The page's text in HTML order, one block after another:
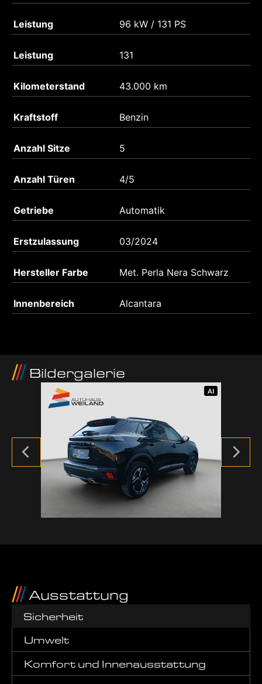
Leistung 96 kW / 131 PS
Leistung 131
Kilometerstand 43.000 km
Kraftstoff Benzin
Anzahl Sitze 5
Anzahl Türen 4/5
Getriebe Automatik
Erstzulassung 03/2024
Hersteller Farbe Met. Perla Nera Schwarz
Innenbereich Alcantara
Bildergalerie
AI
Ausstattung
Sicherheit
Umwelt
Komfort und Innenausstattung